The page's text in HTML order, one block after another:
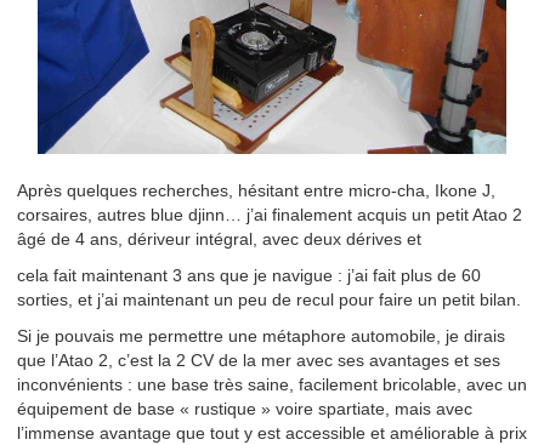
Après quelques recherches, hésitant entre micro-cha, Ikone J,
corsaires, autres blue djinn… j’ai finalement acquis un petit Atao 2
âgé de 4 ans, dériveur intégral, avec deux dérives et
cela fait maintenant 3 ans que je navigue : j’ai fait plus de 60
sorties, et j’ai maintenant un peu de recul pour faire un petit bilan.
Si je pouvais me permettre une métaphore automobile, je dirais
que l’Atao 2, c’est la 2 CV de la mer avec ses avantages et ses
inconvénients : une base très saine, facilement bricolable, avec un
équipement de base « rustique » voire spartiate, mais avec
l’immense avantage que tout y est accessible et améliorable à prix